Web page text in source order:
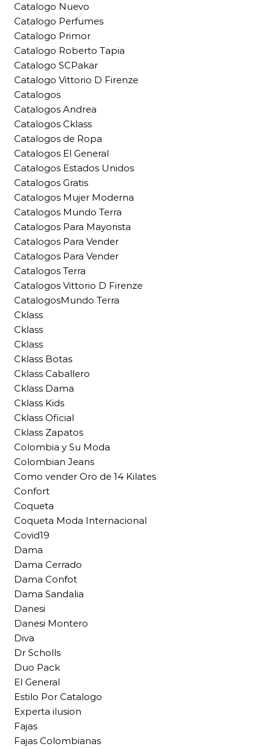
Catalogo Nuevo
Catalogo Perfumes
Catalogo Primor
Catalogo Roberto Tapia
Catalogo SCPakar
Catalogo Vittorio D Firenze
Catalogos
Catalogos Andrea
Catalogos Cklass
Catalogos de Ropa
Catalogos El General
Catalogos Estados Unidos
Catalogos Gratis
Catalogos Mujer Moderna
Catalogos Mundo Terra
Catalogos Para Mayorista
Catalogos Para Vender
Catalogos Para Vender
Catalogos Terra
Catalogos Vittorio D Firenze
CatalogosMundo Terra
Cklass
Cklass
Cklass
Cklass Botas
Cklass Caballero
Cklass Dama
Cklass Kids
Cklass Oficial
Cklass Zapatos
Colombia y Su Moda
Colombian Jeans
Como vender Oro de 14 Kilates
Confort
Coqueta
Coqueta Moda Internacional
Covid19
Dama
Dama Cerrado
Dama Confot
Dama Sandalia
Danesi
Danesi Montero
Diva
Dr Scholls
Duo Pack
El General
Estilo Por Catalogo
Experta ilusion
Fajas
Fajas Colombianas